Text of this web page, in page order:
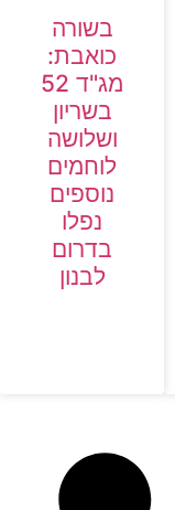
בשורה
כואבת:
מג"ד 52
בשריון
ושלושה
לוחמים
נוספים
נפלו
בדרום
לבנון